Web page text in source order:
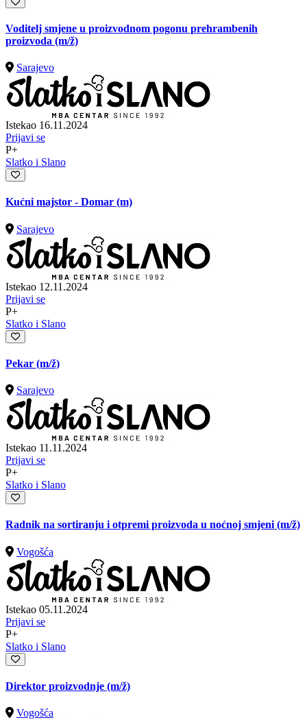
Voditelj smjene u proizvodnom pogonu prehrambenih
proizvoda (m/ž)
Sarajevo
Istekao 16.11.2024
Prijavi se
P+
Slatko i Slano
Kućni majstor - Domar (m)
Sarajevo
Istekao 12.11.2024
Prijavi se
P+
Slatko i Slano
Pekar (m/ž)
Sarajevo
Istekao 11.11.2024
Prijavi se
P+
Slatko i Slano
Radnik na sortiranju i otpremi proizvoda u noćnoj smjeni (m/ž)
Vogošća
Istekao 05.11.2024
Prijavi se
P+
Slatko i Slano
Direktor proizvodnje (m/ž)
Vogošća